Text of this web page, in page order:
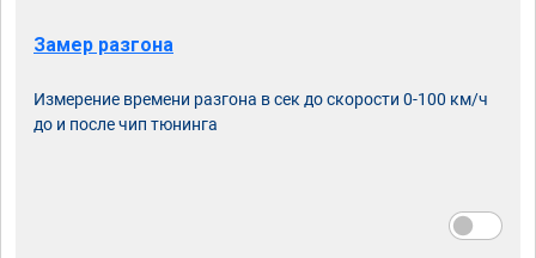
Замер разгона
Измерение времени разгона в сек до скорости 0-100 км/ч
до и после чип тюнинга